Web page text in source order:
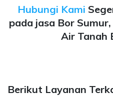
Hubungi Kami
pada jasa Bor
Air Tanah
Berikut Layanan